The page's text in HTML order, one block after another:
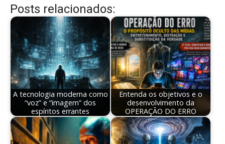
Posts relacionados:
A tecnologia moderna como
“voz” e “imagem” dos
espíritos errantes
Entenda os objetivos e o
desenvolvimento da
OPERAÇÃO DO ERRO